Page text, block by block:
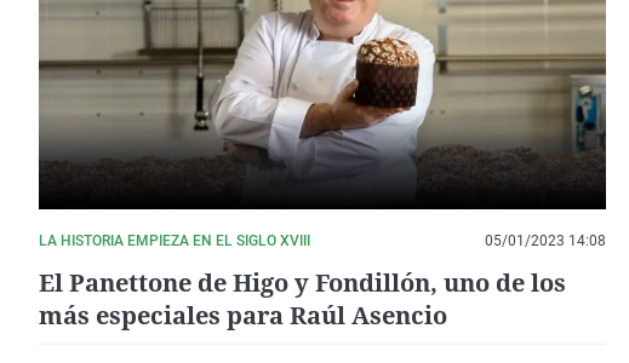
LA HISTORIA EMPIEZA EN EL SIGLO XVIII 05/01/2023 14:08
El Panettone de Higo y Fondillón, uno de los
más especiales para Raúl Asencio